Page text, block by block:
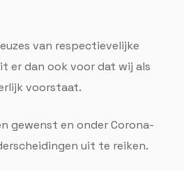
van respectievelijke
er dan ook voor dat wij als
voorstaat.
gewenst en onder Corona-
uit te reiken.